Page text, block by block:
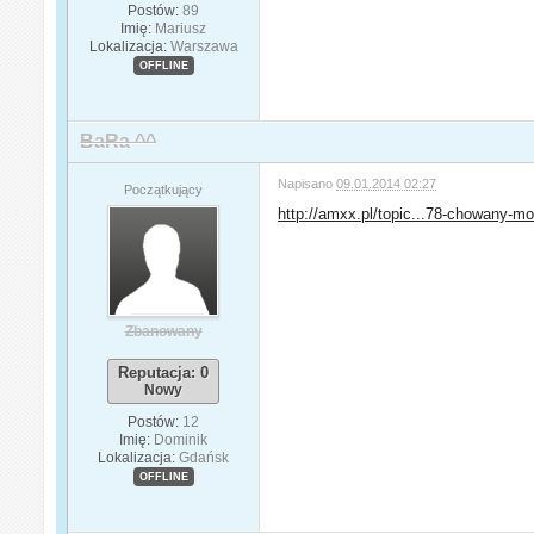
Postów: 89
Imię: Mariusz
Lokalizacja: Warszawa
OFFLINE
BaRa ^^
Początkujący
Zbanowany
Reputacja: 0
Nowy
Postów: 12
Imię: Dominik
Lokalizacja: Gdańsk
OFFLINE
Napisano09.01.2014 02:27
http://amxx.pl/topic...78-chowany-